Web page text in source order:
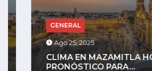
GENERAL
Ago 25, 2025
CLIMA EN MAZAMITLA HOY: EL
PRONÓSTICO PARA...